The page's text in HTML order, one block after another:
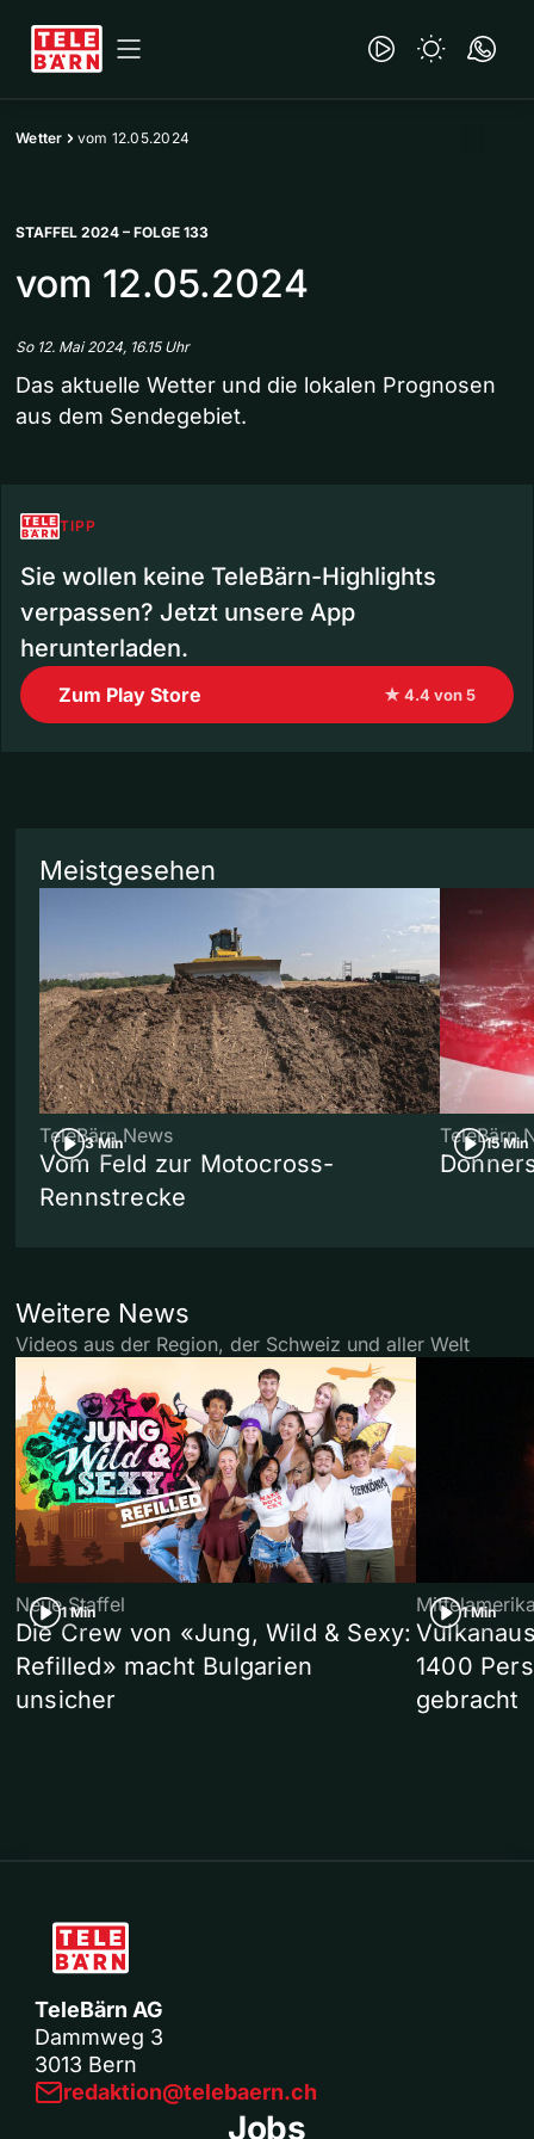
Wetter vom 12.05.2024
STAFFEL 2024 – FOLGE 133
vom 12.05.2024
So 12. Mai 2024, 16.15 Uhr
Das aktuelle Wetter und die lokalen Prognosen
aus dem Sendegebiet.
TIPP
Sie wollen keine TeleBärn-Highlights
verpassen? Jetzt unsere App
herunterladen.
Zum Play Store ★ 4.4 von 5
Meistgesehen
3 Min
TeleBärn News
Vom Feld zur Motocross-
Rennstrecke
15 Min
TeleBärn
Weitere News
Videos aus der Region, der Schweiz und aller Welt
1 Min
Neue Staffel
Die Crew von «Jung, Wild & Sexy:
Refilled» macht Bulgarien
unsicher
1 Min
1400
gebracht
TeleBärn AG
Dammweg 3
3013 Bern
redaktion@telebaern.ch
Jobs